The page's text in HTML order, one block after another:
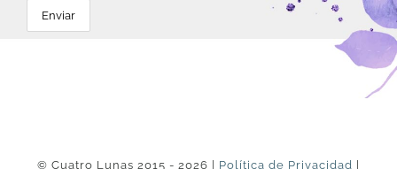
© Cuatro Lunas 2015 - 2026 | Política de Privacidad